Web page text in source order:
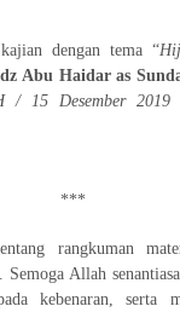
dengan tema “
Abu Haidar as
/ 15 Desember 2019
***
rangkuman
. Semoga Allah
kebenaran, serta